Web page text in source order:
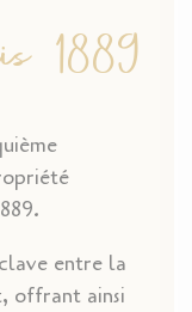
1889
entre la
offrant ainsi